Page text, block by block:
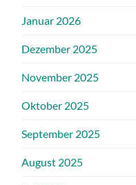
Januar 2026
Dezember 2025
November 2025
Oktober 2025
September 2025
August 2025